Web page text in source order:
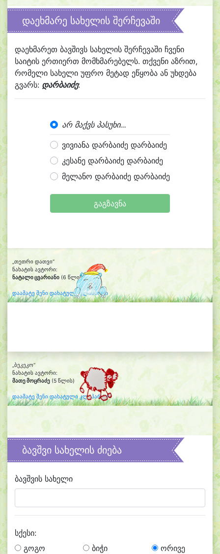
დაეხმარე სახელის შერჩევაში
დაეხმარეთ ბავშივს სახელის შერჩევაში ჩვენი
საიტის ერთიერთ მომხმარებელს. თქვენი აზრით,
რომელი სახელი უფრო მეტად ეწყობა ან უხდება
გვარს: დარბაიძე:
არ მაქვს პასუხი...
ვივიანა დარბაიძე დარბაიძე
კესანე დარბაიძე დარბაიძე
მელანო დარბაიძე დარბაიძე
გაგზავნა
„თეთრი დათვი“
ნახატის ავტორი:
ნატალი ცვარიანი (6 წლის)
დაამატე შენი დახატული კლიპარტი
„ბეკეკო“
ნახატის ავტორი:
მათე მოცრაძე (5 წლის)
დაამატე შენი დახატული კლიპარტი
ბავშვი სახელის ძიება
ბავშვის სახელი
სქესი:
გოგო
ბიჭი ორივე